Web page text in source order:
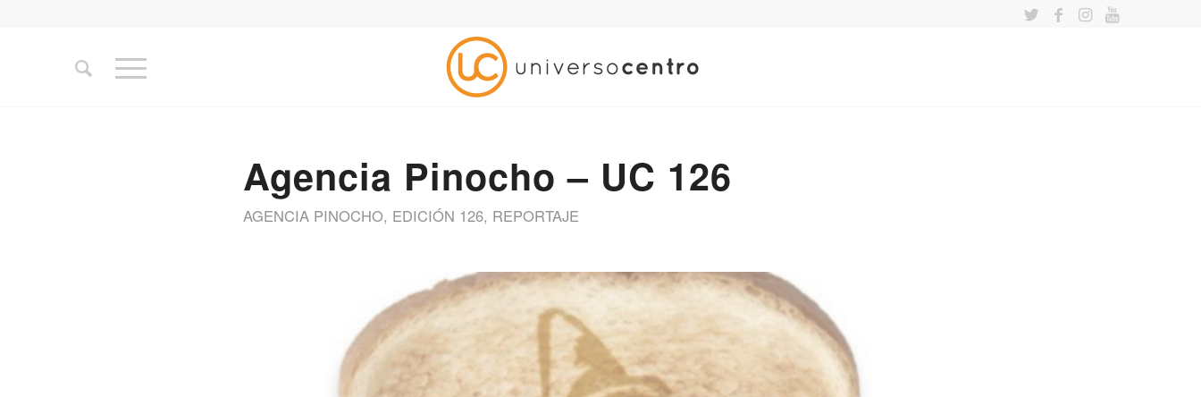
Agencia Pinocho – UC 126
AGENCIA PINOCHO, EDICIÓN 126, REPORTAJE